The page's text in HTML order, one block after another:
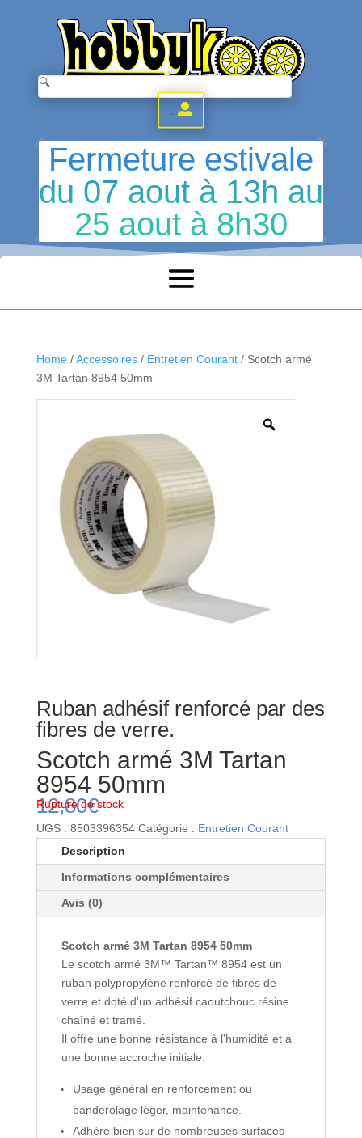
.
Fermeture estivale
du 07 aout à 13h au
25 aout à 8h30
Home/Accessoires/ Entretien Courant/ Scotch armé
3M Tartan 8954 50mm
Ruban adhésif renforcé par des
fibres de verre.
Scotch armé 3M Tartan
8954 50mm
12,80€
Rupture de stock
UGS : 8503396354 Catégorie : Entretien Courant
Description
Informations complémentaires
Avis (0)
Scotch armé 3M Tartan 8954 50mm
Le scotch armé 3M™ Tartan™ 8954 est un
ruban polypropylène renforcé de fibres de
verre et doté d'un adhésif caoutchouc résine
chaîné et tramé.
Il offre une bonne résistance à l'humidité et a
une bonne accroche initiale.
Usage général en renforcement ou
banderolage léger, maintenance.
Adhère bien sur de nombreuses surfaces